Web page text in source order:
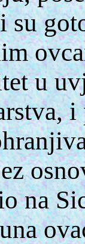
su
u
na